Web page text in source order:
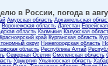
в России, погода в
Амурская область Архангельская
Воронежская область Дагестан
область Калмыкия Калужская
Красноярский край Курганская область
округ Нижегородская область
область Республика Алтай
Северная Осетия Смоленская область
Удмуртия Ульяновская область